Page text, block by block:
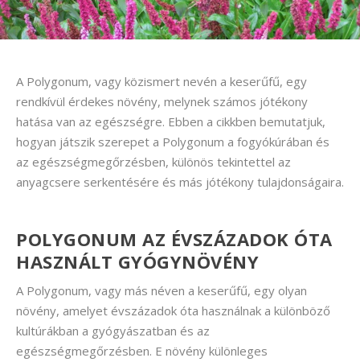
A Polygonum, vagy közismert nevén a keserűfű, egy
rendkívül érdekes növény, melynek számos jótékony
hatása van az egészségre. Ebben a cikkben bemutatjuk,
hogyan játszik szerepet a Polygonum a fogyókúrában és
az egészségmegőrzésben, különös tekintettel az
anyagcsere serkentésére és más jótékony tulajdonságaira.
POLYGONUM AZ ÉVSZÁZADOK ÓTA
HASZNÁLT GYÓGYNÖVÉNY
A Polygonum, vagy más néven a keserűfű, egy olyan
növény, amelyet évszázadok óta használnak a különböző
kultúrákban a gyógyászatban és az
egészségmegőrzésben. E növény különleges